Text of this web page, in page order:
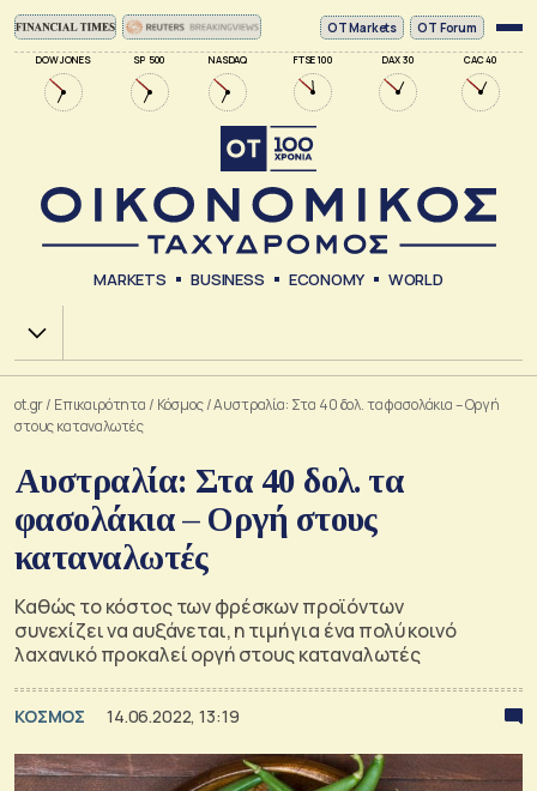
DOW JONES SP 500 NASDAQ FTSE 100 DAX 30 CAC 40
ΟΤ Markets OT Forum
MARKETS BUSINESS ECONOMY WORLD
Χ.Α.
ot.gr/ Επικαιρότητα / Κόσμος/Αυστραλία: Στα 40 δολ. τα φασολάκια – Οργή
στους καταναλωτές
Αυστραλία: Στα 40 δολ. τα
φασολάκια – Οργή στους
καταναλωτές
Καθώς το κόστος των φρέσκων προϊόντων
συνεχίζει να αυξάνεται, η τιμή για ένα πολύ κοινό
λαχανικό προκαλεί οργή στους καταναλωτές
ΚΟΣΜΟΣ 14.06.2022, 13:19